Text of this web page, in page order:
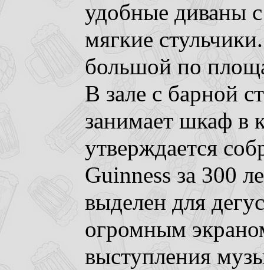
удобные диваны
мягкие
большой по
В зале с барной
занимает шкаф в
утверждается
Guinness за 300
выделен для
огромным
выступления